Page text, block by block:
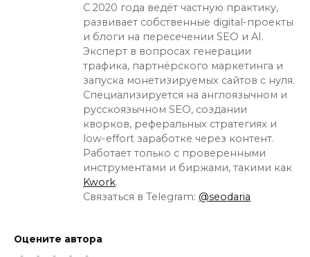
С 2020 года ведёт частную практику,
развивает собственные digital-проекты
и блоги на пересечении SEO и AI.
Эксперт в вопросах генерации
трафика, партнёрского маркетинга и
запуска монетизируемых сайтов с нуля.
Специализируется на англоязычном и
русскоязычном SEO, создании
кворков, реферальных стратегиях и
low-effort заработке через контент.
Работает только с проверенными
инструментами и биржами, такими как
Kwork.
Связаться в Telegram: @seodaria
Оцените автора